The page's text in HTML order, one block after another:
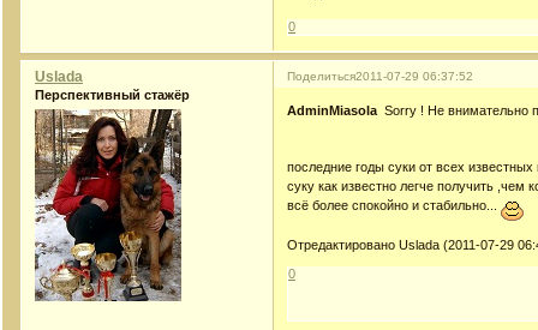
0
Поделиться2011-07-29 06:37:52
Uslada
Перспективный стажёр
AdminMiasola Sorry ! Не внимательно
последние годы суки от всех
суку как известно легче получить ,чем
всё более спокойно и стабильно...
Отредактировано Uslada (2011-07-29
0